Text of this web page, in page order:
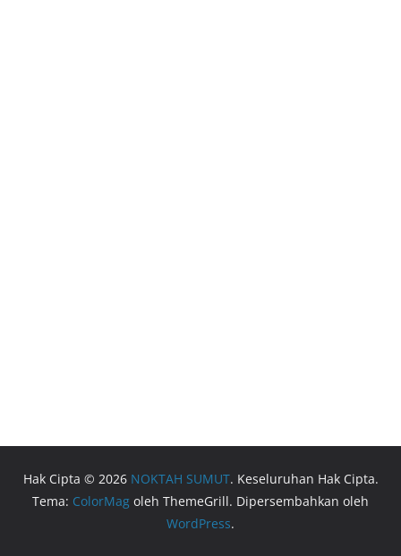
Hak Cipta © 2026 NOKTAH SUMUT. Keseluruhan Hak Cipta.
Tema: ColorMag oleh ThemeGrill. Dipersembahkan oleh
WordPress.